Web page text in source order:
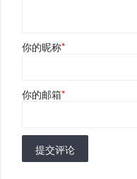
你的昵称*
你的邮箱*
提交评论